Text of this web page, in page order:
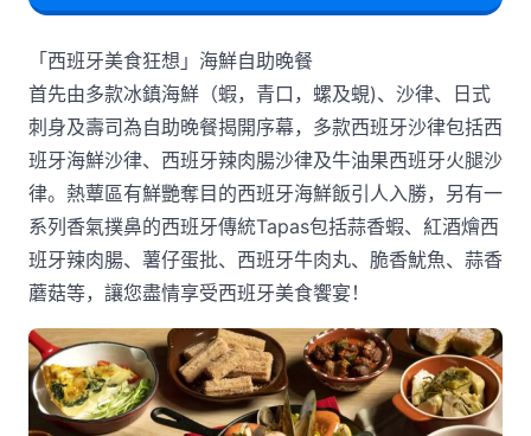
「西班牙美食狂想」海鮮自助晚餐
首先由多款冰鎮海鮮（蝦，青口，螺及蜆)、沙律、日式
刺身及壽司為自助晚餐揭開序幕，多款西班牙沙律包括西
班牙海鮮沙律、西班牙辣肉腸沙律及牛油果西班牙火腿沙
律。熱蕈區有鮮艷奪目的西班牙海鮮飯引人入勝，另有一
系列香氣撲鼻的西班牙傳統Tapas包括蒜香蝦、紅酒燴西
班牙辣肉腸、薯仔蛋批、西班牙牛肉丸、脆香魷魚、蒜香
蘑菇等，讓您盡情享受西班牙美食饗宴！